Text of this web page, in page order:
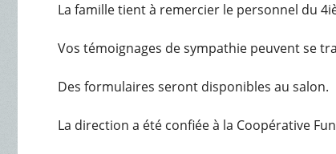
La famille tient à remercier le personnel du
Vos témoignages de sympathie peuvent se
Des formulaires seront disponibles au salon.
La direction a été confiée à la Coopérative